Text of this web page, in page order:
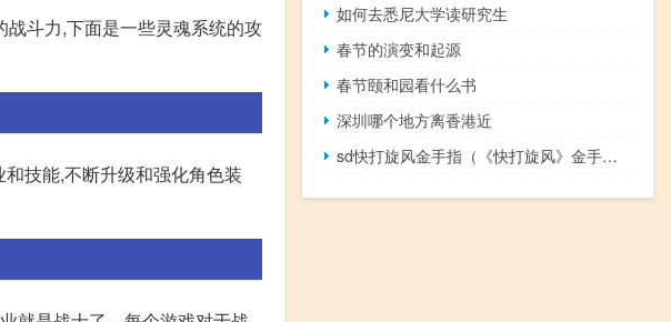
斗力,下面是一些灵魂系统的攻
技能,不断升级和强化角色装
如何去悉尼大学读研究生
春节的演变和起源
春节颐和园看什么书
深圳哪个地方离香港近
sd快打旋风金手指（《快打旋风》金手指）